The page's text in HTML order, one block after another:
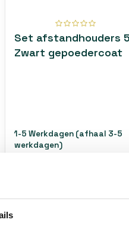
Set afstandhouders
Zwart gepoedercoat
1-5 Werkdagen (afhaal 3-5
werkdagen)